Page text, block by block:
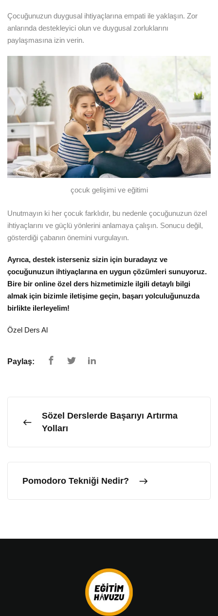
Çocuğunuzun duygusal ihtiyaçlarına empati ile yaklaşın. Zor
anlarında destekleyici olun ve duygusal zorluklarını
paylaşmasına izin verin.
çocuk gelişimi ve eğitimi
Unutmayın ki her çocuk farklıdır, bu nedenle çocuğunuzun özel
ihtiyaçlarını ve güçlü yönlerini anlamaya çalışın. Sonucu değil,
gösterdiği çabanın önemini vurgulayın.
Ayrıca, destek isterseniz sizin için buradayız ve
çocuğunuzun ihtiyaçlarına en uygun çözümleri sunuyoruz.
Bire bir online özel ders hizmetimizle ilgili detaylı bilgi
almak için bizimle iletişime geçin, başarı yolculuğunuzda
birlikte ilerleyelim!
Özel Ders Al
Paylaş:
Sözel Derslerde Başarıyı Artırma
Yolları
Pomodoro Tekniği Nedir?